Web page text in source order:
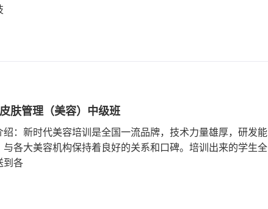
肤管理（美容）中级班
绍：新时代美容培训是全国一流品牌，技术力量雄厚，研发能
与各大美容机构保持着良好的关系和口碑。培训出来的学生全
到各